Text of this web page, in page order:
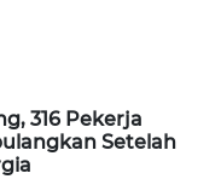
316 Pekerja
Setelah